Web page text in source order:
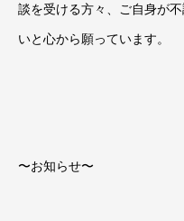
談を受ける方々、ご自身が
いと心から願っています。
〜お知らせ〜